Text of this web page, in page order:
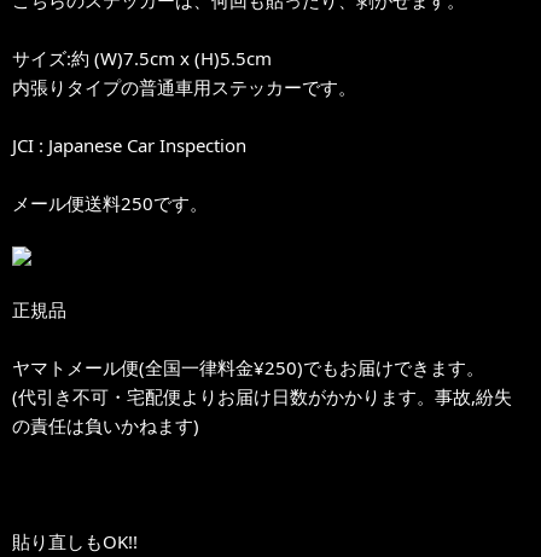
サイズ:約 (W)7.5cm x (H)5.5cm
内張りタイプの普通車用ステッカーです。
JCI : Japanese Car Inspection
メール便送料250です。
正規品
ヤマトメール便(全国一律料金¥250)でもお届けできます。
(代引き不可・宅配便よりお届け日数がかかります。事故,紛失
の責任は負いかねます)
貼り直しもOK!!